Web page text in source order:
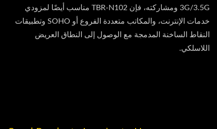
3G/3.5G ومشاركته، فإن TBR-N102 مناسب أيضًا لمزودي
خدمات الإنترنت، والمكاتب متعددة الفروع أو SOHO وتطبيقات
النقاط الساخنة المدمجة مع الوصول إلى النطاق العريض
اللاسلكي.